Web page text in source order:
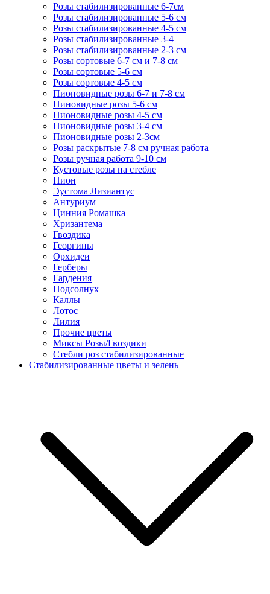
Розы стабилизированные 6-7см
Розы стабилизированные 5-6 см
Розы стабилизированные 4-5 см
Розы стабилизированные 3-4
Розы стабилизированные 2-3 см
Розы сортовые 6-7 см и 7-8 см
Розы сортовые 5-6 см
Розы сортовые 4-5 см
Пионовидные розы 6-7 и 7-8 см
Пиновидные розы 5-6 см
Пионовидные розы 4-5 см
Пионовидные розы 3-4 см
Пионовидные розы 2-3см
Розы раскрытые 7-8 см ручная работа
Розы ручная работа 9-10 см
Кустовые розы на стебле
Пион
Эустома Лизиантус
Антуриум
Цинния Ромашка
Хризантема
Гвоздика
Георгины
Орхидеи
Герберы
Гардения
Подсолнух
Каллы
Лотос
Лилия
Прочие цветы
Миксы Розы/Гвоздики
Стебли роз стабилизированные
Стабилизированные цветы и зелень